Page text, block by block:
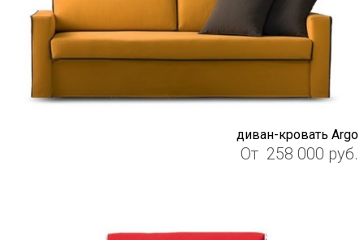
диван-кровать Argo
От 258 000 руб.